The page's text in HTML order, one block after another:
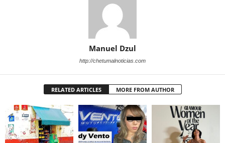
Manuel Dzul
http://chetumalnoticias.com
RELATED ARTICLES MORE FROM AUTHOR